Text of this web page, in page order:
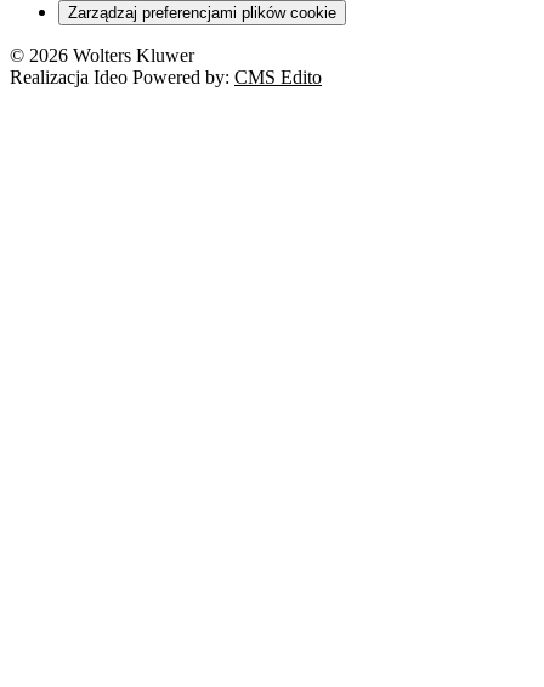
Zarządzaj preferencjami plików cookie
© 2026 Wolters Kluwer
Realizacja Ideo Powered by: CMS Edito